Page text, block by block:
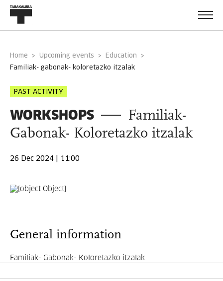
Home Upcoming events
Education
familiak- gabonak- koloretazko itzalak
PAST ACTIVITY
WORKSHOPS
Familiak-
Gabonak- Koloretazko itzalak
26 Dec 2024 | 11:00
General information
Familiak- Gabonak- Koloretazko itzalak